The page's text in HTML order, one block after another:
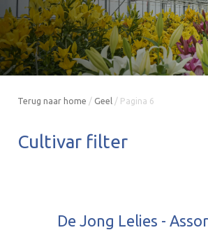
Terug naar home / Geel / Pagina 6
Cultivar filter
De Jong Lelies -